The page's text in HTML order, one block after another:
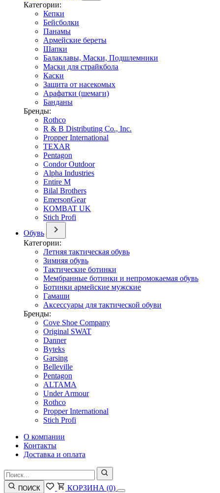
Категории:
Кепки
Бейсболки
Панамы
Армейские береты
Шапки
Балаклавы, Маски, Подшлемники
Маски для страйкбола
Каски
Защита от насекомых
Арафатки (шемаги)
Банданы
Бренды:
Rothco
R & B Distributing Co., Inc.
Propper International
TEXAR
Pentagon
Condor Outdoor
Alpha Industries
Entire M
Bilal Brothers
EmersonGear
KOMBAT UK
Stich Profi
Обувь
Категории:
Летняя тактическая обувь
Зимняя обувь
Тактические ботинки
Мембранные ботинки и непромокаемая обувь
Ботинки армейские мужские
Гамаши
Аксессуары для тактической обуви
Бренды:
Cove Shoe Company
Original SWAT
Danner
Byteks
Garsing
Belleville
Pentagon
ALTAMA
Under Armour
Rothco
Propper International
Stich Profi
О компании
Контакты
Доставка и оплата
ПОИСК КОРЗИНА (0)